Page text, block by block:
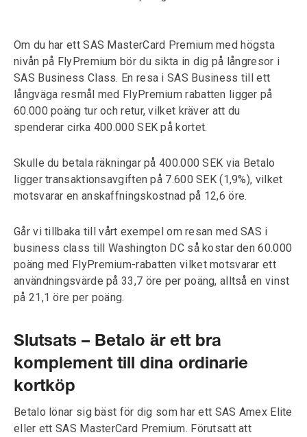
Om du har ett SAS MasterCard Premium med högsta
nivån på FlyPremium bör du sikta in dig på långresor i
SAS Business Class. En resa i SAS Business till ett
långväga resmål med FlyPremium rabatten ligger på
60.000 poäng tur och retur, vilket kräver att du
spenderar cirka 400.000 SEK på kortet.
Skulle du betala räkningar på 400.000 SEK via Betalo
ligger transaktionsavgiften på 7.600 SEK (1,9%), vilket
motsvarar en anskaffningskostnad på 12,6 öre.
Går vi tillbaka till vårt exempel om resan med SAS i
business class till Washington DC så kostar den 60.000
poäng med FlyPremium-rabatten vilket motsvarar ett
användningsvärde på 33,7 öre per poäng, alltså en vinst
på 21,1 öre per poäng.
Slutsats – Betalo är ett bra
komplement till dina ordinarie
kortköp
Betalo lönar sig bäst för dig som har ett SAS Amex Elite
eller ett SAS MasterCard Premium. Förutsatt att